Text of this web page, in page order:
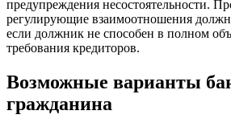
предупреждения несостоятельности.
регулирующие взаимоотношения
если должник не способен в полном
требования кредиторов.
Возможные варианты
гражданина